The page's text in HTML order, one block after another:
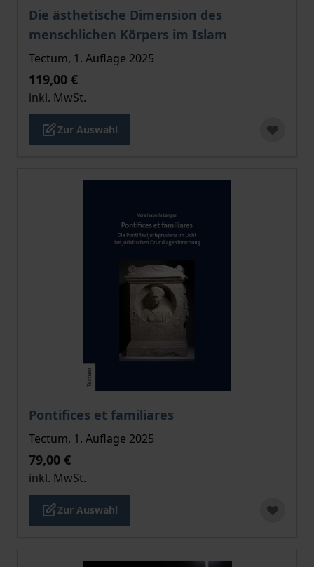
Die ästhetische Dimension des
menschlichen Körpers im Islam
Der Preis dieses Titels richtet sich nach der
Tectum, 1. Auflage 2025
119,00 €
inkl. MwSt.
Zur Auswahl
Pontifices et familiares
Der Preis dieses Titels richtet sich nach der
Tectum, 1. Auflage 2025
79,00 €
inkl. MwSt.
Zur Auswahl